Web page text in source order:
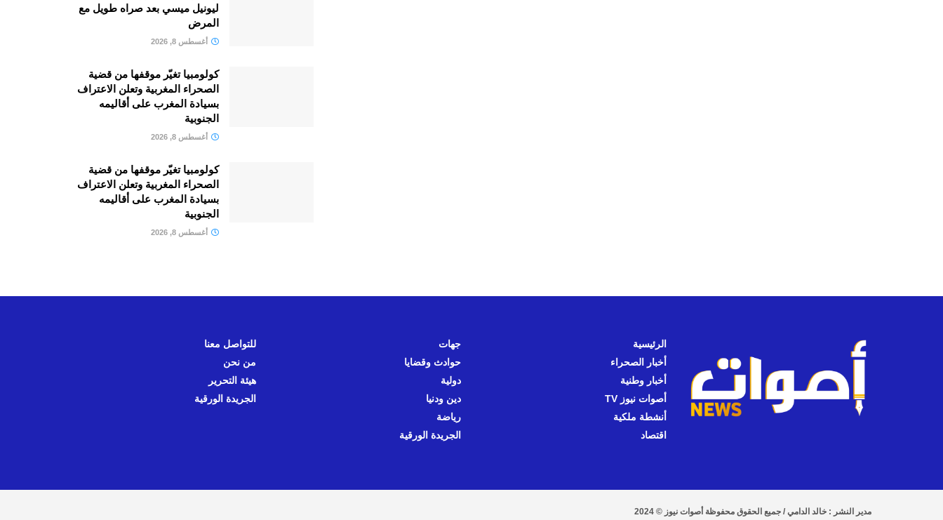
ليونيل ميسي بعد صراه طويل مع
المرض
أغسطس 8, 2026
كولومبيا تغيّر موقفها من قضية
الصحراء المغربية وتعلن الاعتراف
بسيادة المغرب على أقاليمه
الجنوبية
أغسطس 8, 2026
كولومبيا تغيّر موقفها من قضية
الصحراء المغربية وتعلن الاعتراف
بسيادة المغرب على أقاليمه
الجنوبية
أغسطس 8, 2026
الرئيسية
أخبار الصحراء
أخبار وطنية
أصوات نيوز TV
أنشطة ملكية
اقتصاد
جهات
حوادث وقضايا
دولية
دين ودنيا
رياضة
الجريدة الورقية
للتواصل معنا
من نحن
هيئة التحرير
الجريدة الورقية
مدير النشر : خالد الدامي / جميع الحقوق محفوظة أصوات نيوز © 2024